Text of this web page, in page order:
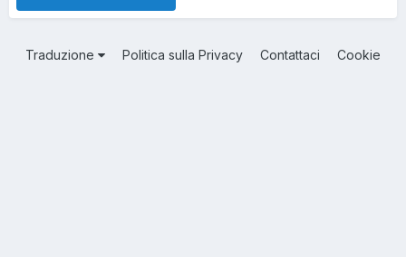
Traduzione Politica sulla Privacy Contattaci Cookie